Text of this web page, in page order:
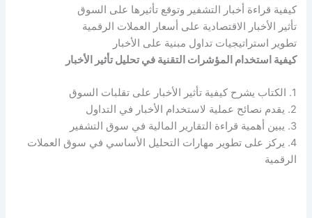
كيفية قراءة أخبار التشفير وتوقع تأثيرها على السوق
تأثير الأخبار الاقتصادية على أسعار العملات الرقمية
تطوير استراتيجيات تداول مبنية على الأخبار
كيفية استخدام المؤشرات التقنية في تحليل تأثير الأخبار
1. الكتاب يشرح كيفية تأثير الأخبار على تقلبات السوق
2. يقدم نصائح عملية لاستخدام الأخبار في التداول
3. يبين أهمية قراءة التقارير المالية في سوق التشفير
4. يركز على تطوير مهارات التحليل الأساسي في سوق العملات
الرقمية